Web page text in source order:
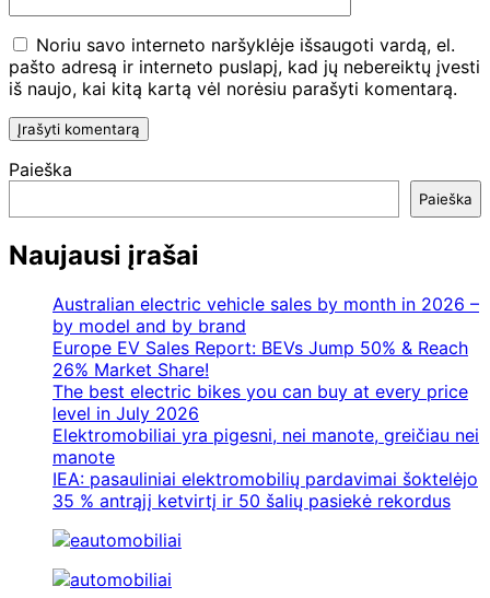
Noriu savo interneto naršyklėje išsaugoti vardą, el.
pašto adresą ir interneto puslapį, kad jų nebereiktų įvesti
iš naujo, kai kitą kartą vėl norėsiu parašyti komentarą.
Paieška
Paieška
Naujausi įrašai
Australian electric vehicle sales by month in 2026 –
by model and by brand
Europe EV Sales Report: BEVs Jump 50% & Reach
26% Market Share!
The best electric bikes you can buy at every price
level in July 2026
Elektromobiliai yra pigesni, nei manote, greičiau nei
manote
IEA: pasauliniai elektromobilių pardavimai šoktelėjo
35 % antrąjį ketvirtį ir 50 šalių pasiekė rekordus